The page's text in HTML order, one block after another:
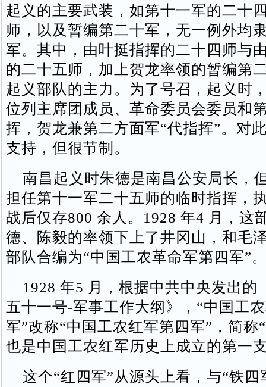
起义的主要武装，如第十一军的二十
师，以及暂编第二十军，无一例外均
军。其中，由叶挺指挥的二十四师与
的二十五师，加上贺龙率领的暂编第
起义部队的主力。为了号召，起义时
位列主席团成员、革命委员会委员和
挥，贺龙兼第二方面军“代指挥”。对
支持，但很节制。
南昌起义时朱德是南昌公安局长，
担任第十一军二十五师的临时指挥，
战后仅存800 余人。1928 年4 月，这
德、陈毅的率领下上了井冈山，和毛
部队合编为“中国工农革命军第四军”
1928 年5 月，根据中共中央发出的
五十一号-军事工作大纲》，“中国工
军”改称“中国工农红军第四军”，简称
也是中国工农红军历史上成立的第一
这个“红四军”从源头上看，与“铁四